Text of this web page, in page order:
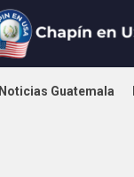
Noticias Guatemala